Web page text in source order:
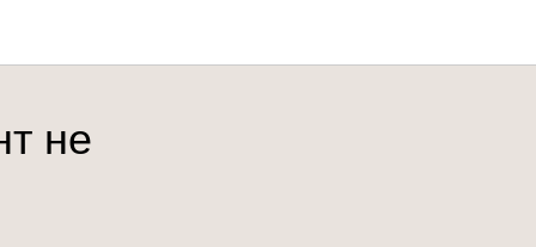
не